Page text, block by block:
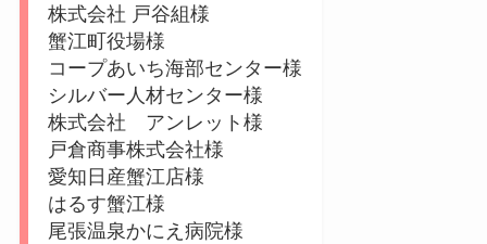
株式会社 戸谷組様
蟹江町役場様
コープあいち海部センター様
シルバー人材センター様
株式会社 アンレット様
戸倉商事株式会社様
愛知日産蟹江店様
はるす蟹江様
尾張温泉かにえ病院様